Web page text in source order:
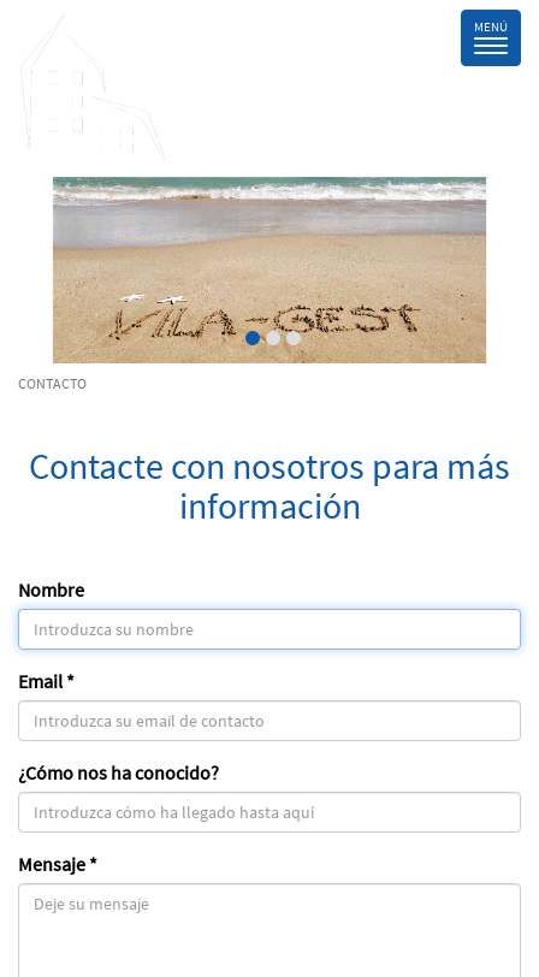
CONTACTO
Contacte con nosotros para más
información
Nombre
Email *
¿Cómo nos ha conocido?
Mensaje *